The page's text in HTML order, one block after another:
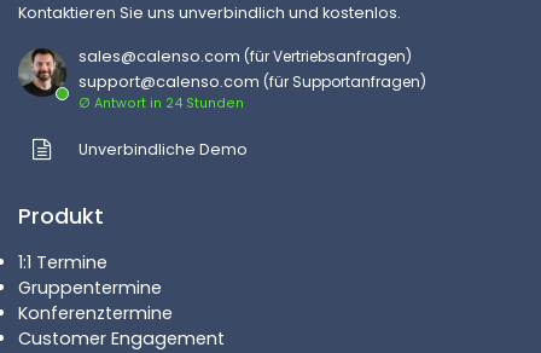
Kontaktieren Sie uns unverbindlich und kostenlos.
sales@calenso.com (für Vertriebsanfragen)
support@calenso.com (für Supportanfragen)
Ø Antwort in 24 Stunden
Unverbindliche Demo
Produkt
1:1 Termine
Gruppentermine
Konferenztermine
Customer Engagement